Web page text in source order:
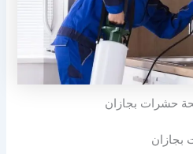
حشرات بجازان
بجازان